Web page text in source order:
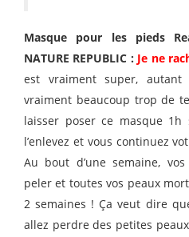
Masque pour les pieds
NATURE REPUBLIC : Je ne
est vraiment super,
vraiment beaucoup trop de
laisser poser ce masque
l’enlevez et vous continuez
Au bout d’une semaine,
peler et toutes vos peaux
2 semaines ! Ça veut dire
allez perdre des petites